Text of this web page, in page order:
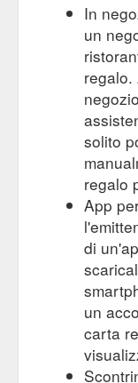
In
un
regalo.
solito
regalo
App
di
un
carta